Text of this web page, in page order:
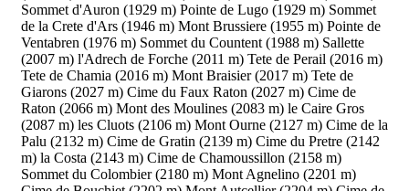
Sommet d'Auron (1929 m) Pointe de Lugo (1929 m) Sommet
de la Crete d'Ars (1946 m) Mont Brussiere (1955 m) Pointe de
Ventabren (1976 m) Sommet du Countent (1988 m) Sallette
(2007 m) l'Adrech de Forche (2011 m) Tete de Perail (2016 m)
Tete de Chamia (2016 m) Mont Braisier (2017 m) Tete de
Giarons (2027 m) Cime du Faux Raton (2027 m) Cime de
Raton (2066 m) Mont des Moulines (2083 m) le Caire Gros
(2087 m) les Cluots (2106 m) Mont Ourne (2127 m) Cime de la
Palu (2132 m) Cime de Gratin (2139 m) Cime du Pretre (2142
m) la Costa (2143 m) Cime de Chamoussillon (2158 m)
Sommet du Colombier (2180 m) Mont Agnelino (2201 m)